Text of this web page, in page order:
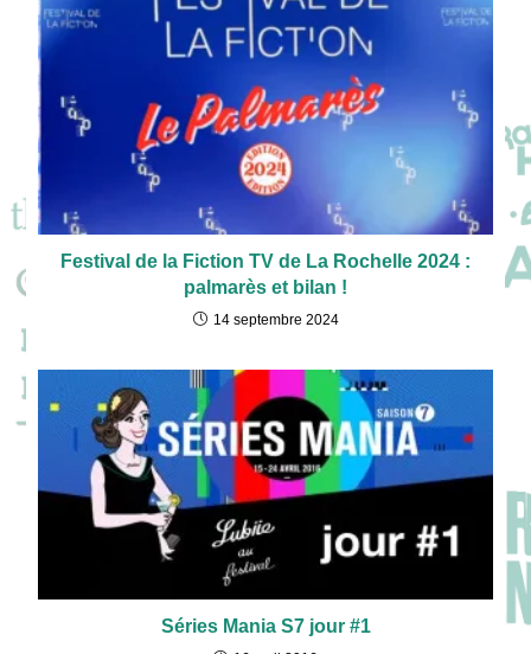
Festival de la Fiction TV de La Rochelle 2024 :
palmarès et bilan !
14 septembre 2024
Séries Mania S7 jour #1